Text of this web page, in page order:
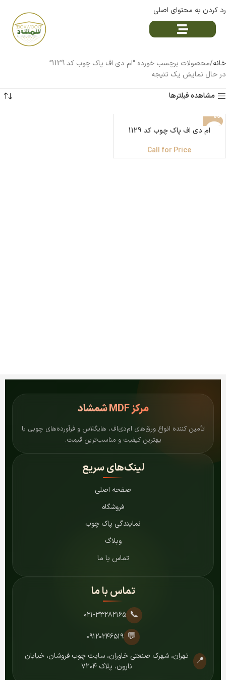
رد کردن به محتوای اصلی
خانه محصولات برچسب خورده “ام دی اف پاک چوب کد 1129”
در حال نمایش یک نتیجه
مشاهده فیلترها
ام دی اف پاک چوب کد 1129
Call for Price
مرکزMDF شمشاد
تأمین کننده انواع ورق‌های ام‌دی‌اف، هایگلاس و فرآورده‌های چوبی با
بهترین کیفیت و مناسب‌ترین قیمت.
لینک‌های سریع
صفحه اصلی
فروشگاه
نمایندگی پاک چوب
وبلاگ
تماس با ما
تماس با ما
📞 ۰۲۱-۳۳۲۸۲۱۶۵
💬 ۰۹۱۲۰۲۴۶۵۱۹
📍
تهران، شهرک صنعتی خاوران، سایت چوب فروشان، خیابان
نارون، پلاک ۷۲۰۴